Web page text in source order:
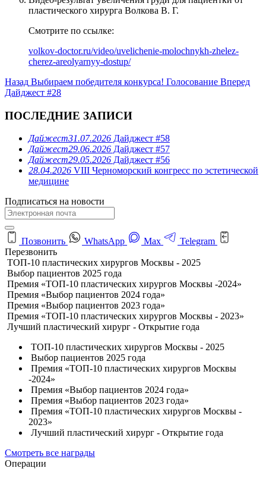
пластического хирурга Волкова В. Г.
Смотрите по ссылке:
volkov-doctor.ru/video/uvelichenie-molochnykh-zhelez-
cherez-areolyarnyy-dostup/
Назад Выбираем победителя конкурса! Голосование Вперед
Дайджест #28
ПОСЛЕДНИЕ ЗАПИСИ
Дайжест31.07.2026 Дайджест #58
Дайжест29.06.2026 Дайджест #57
Дайжест29.05.2026 Дайджест #56
28.04.2026 VIII Черноморский конгресс по эстетической
медицине
Подписаться на новости
Позвонить WhatsApp Max
Telegram
Перезвонить
ТОП-10 пластических хирургов Москвы - 2025
Выбор пациентов 2025 года
Премия «ТОП-10 пластических хирургов Москвы -2024»
Премия «Выбор пациентов 2024 года»
Премия «Выбор пациентов 2023 года»
Премия «ТОП-10 пластических хирургов Москвы - 2023»
Лучший пластический хирург - Открытие года
ТОП-10 пластических хирургов Москвы - 2025
Выбор пациентов 2025 года
Премия «ТОП-10 пластических хирургов Москвы
-2024»
Премия «Выбор пациентов 2024 года»
Премия «Выбор пациентов 2023 года»
Премия «ТОП-10 пластических хирургов Москвы -
2023»
Лучший пластический хирург - Открытие года
Смотреть все награды
Операции